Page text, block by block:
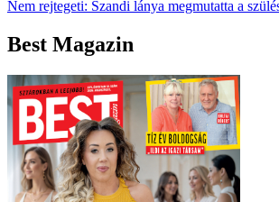
Nem rejtegeti: Szandi lánya megmutatta a
Best Magazin